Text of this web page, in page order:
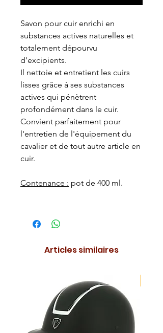
Savon pour cuir enrichi en
substances actives naturelles et
totalement dépourvu
d'excipients.
Il nettoie et entretient les cuirs
lisses grâce à ses substances
actives qui pénètrent
profondément dans le cuir.
Convient parfaitement pour
l'entretien de l'équipement du
cavalier et de tout autre article en
cuir.
Contenance : pot de 400 ml.
Articles similaires